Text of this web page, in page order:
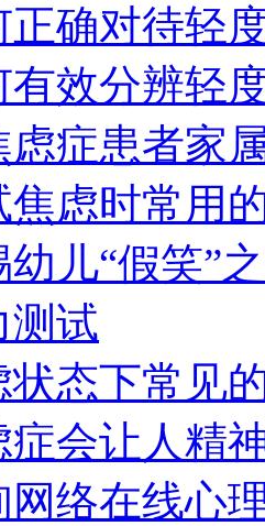
正确对待轻
有效分辨轻
虑症患者家
焦虑时常用
幼儿“假笑”
测试
状态下常见
症会让人精
网络在线心